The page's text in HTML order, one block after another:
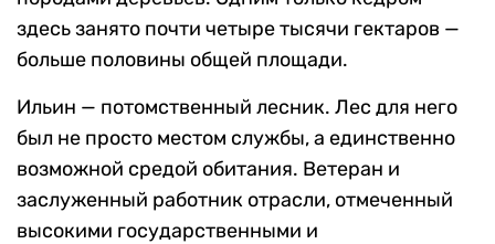
здесь занято почти четыре тысячи гектаров —
больше половины общей площади.
Ильин — потомственный лесник. Лес для него
был не просто местом службы, а единственно
возможной средой обитания. Ветеран и
заслуженный работник отрасли, отмеченный
высокими государственными и